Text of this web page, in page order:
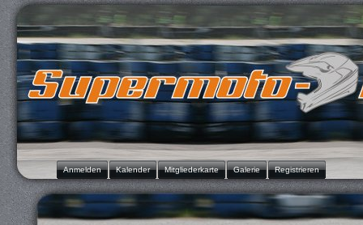
Anmelden Kalender Mitgliederkarte Galerie Registrieren